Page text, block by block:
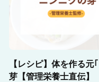
【レシピ】体を作る
芽【管理栄養士直伝】